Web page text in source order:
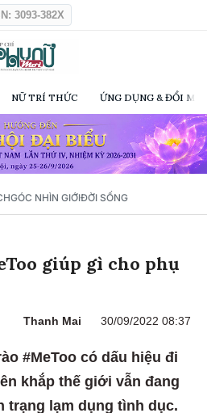
3093-382X
NỮ TRÍ THỨC ỨNG DỤNG & ĐỔI
GÓC NHÌN GIỚIĐỜI SỐNG
giúp gì cho phụ
Thanh Mai 30/09/2022 08:37
#MeToo có dấu hiệu đi
khắp thế giới vẫn đang
trạng lạm dụng tình dục.